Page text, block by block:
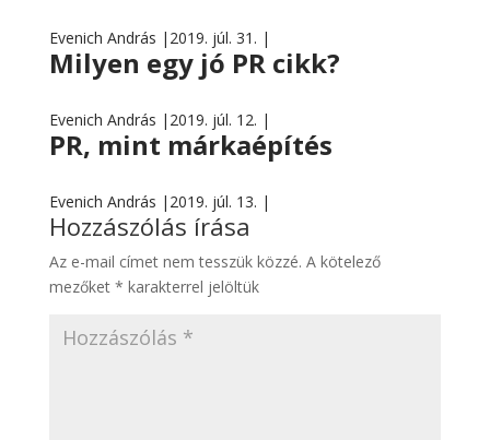
Evenich András | 2019. júl. 31. |
Milyen egy jó PR cikk?
Evenich András | 2019. júl. 12. |
PR, mint márkaépítés
Evenich András | 2019. júl. 13. |
Hozzászólás írása
Az e-mail címet nem tesszük közzé. A kötelező
mezőket * karakterrel jelöltük